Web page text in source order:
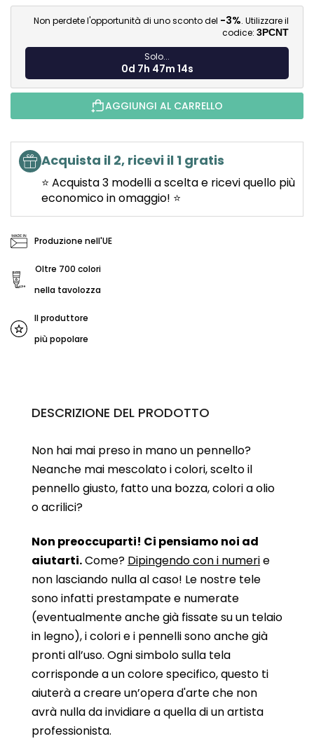
Non perdete l'opportunità di uno sconto del -3%. Utilizzare il
codice: 3PCNT
Solo...
0d 7h 47m 14s
AGGIUNGI AL CARRELLO
Acquista il 2, ricevi il 1 gratis
⭐ Acquista 3 modelli a scelta e ricevi quello più
economico in omaggio! ⭐
Produzione nell'UE
Oltre 700 colori
nella tavolozza
Il produttore
più popolare
DESCRIZIONE DEL PRODOTTO
Non hai mai preso in mano un pennello?
Neanche mai mescolato i colori, scelto il
pennello giusto, fatto una bozza, colori a olio
o acrilici?
Non preoccuparti! Ci pensiamo noi ad
aiutarti.Come? Dipingendo con i numerie
non lasciando nulla al caso! Le nostre tele
sono infatti prestampate e numerate
(eventualmente anche già fissate su un telaio
in legno), i colori e i pennelli sono anche già
pronti all’uso. Ogni simbolo sulla tela
corrisponde a un colore specifico, questo ti
aiuterà a creare un’opera d'arte che non
avrà nulla da invidiare a quella di un artista
professionista.